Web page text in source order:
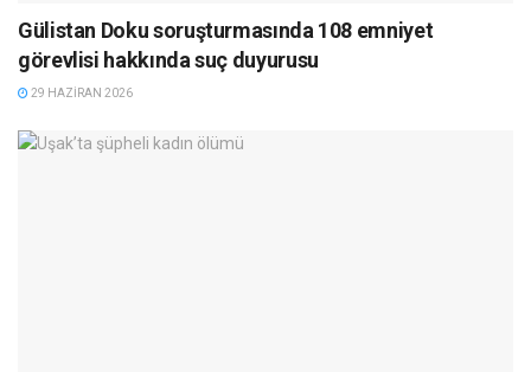
Gülistan Doku soruşturmasında 108 emniyet
görevlisi hakkında suç duyurusu
29 HAZIRAN 2026